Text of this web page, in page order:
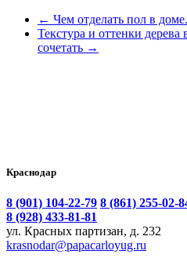
← Чем отделать пол в
Текстура и оттенки дерева
сочетать →
Краснодар
8 (901) 104-22-79 8 (861) 255-02-
8 (928) 433-81-81
ул. Красных партизан, д. 232
krasnodar@papacarloyug.ru